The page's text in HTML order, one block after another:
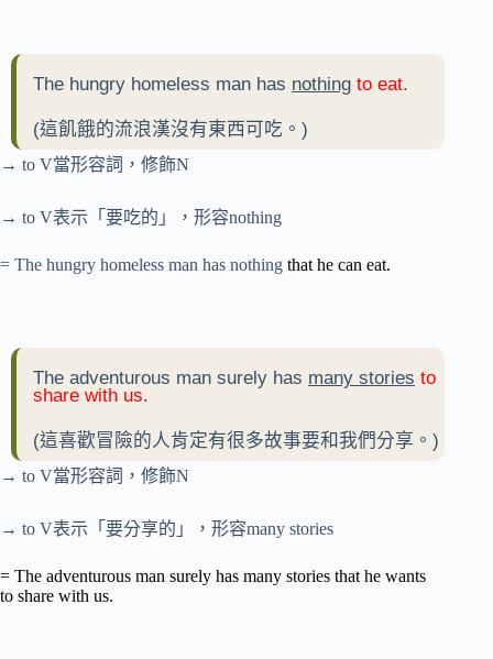
The hungry homeless man has nothing to eat.
(這飢餓的流浪漢沒有東西可吃。)
→ to V當形容詞，修飾N
→ to V表示「要吃的」，形容nothing
= The hungry homeless man has nothing that he can eat.
The adventurous man surely has many stories to
share with us.
(這喜歡冒險的人肯定有很多故事要和我們分享。)
→ to V當形容詞，修飾N
→ to V表示「要分享的」，形容many stories
= The adventurous man surely has many stories that he wants
to share with us.